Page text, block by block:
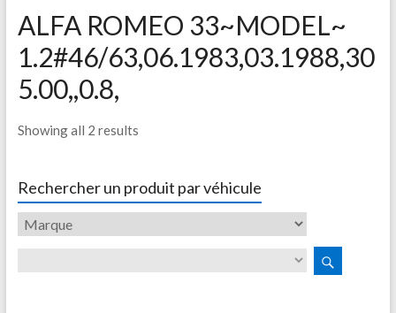
ALFA ROMEO 33~MODEL~
1.2#46/63,06.1983,03.1988,30
5.00,,0.8,
Showing all 2 results
Rechercher un produit par véhicule